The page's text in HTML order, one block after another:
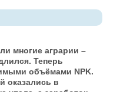
многие аграрии –
Теперь
объёмами NPK.
оказались в